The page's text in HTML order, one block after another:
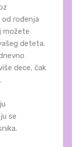
rođenja
možete
deteta.
dece, čak
se